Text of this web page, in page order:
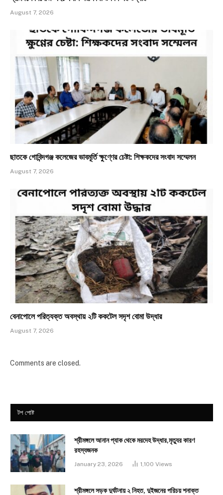
August 7, 2026
ছাতকে গোবিন্দগঞ্জ কলেজের ভাবমূর্তি ক্ষুণ্ণের চেষ্টা: শিক্ষকদের সংবাদ সম্মেলন
August 7, 2026
​বেনাপোলে পরিত্যক্ত অবস্থায় ২টি ককটেল সদৃশ বোমা উদ্ধার
August 7, 2026
Comments are closed.
টপ পোষ্ট
শ্রীমঙ্গলে আনান প্যাক থেকে মরদেহ উদ্ধার,মৃত্যুর কারণ
রহস্যজনক
January 23, 2026 1,100 Views
শ্রীমঙ্গলে সড়ক দুর্ঘটনায় ২ নিহত, দুইজনের পরিচয় শনাক্ত